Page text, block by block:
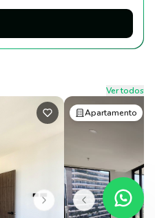
Ver todos
Apartamento